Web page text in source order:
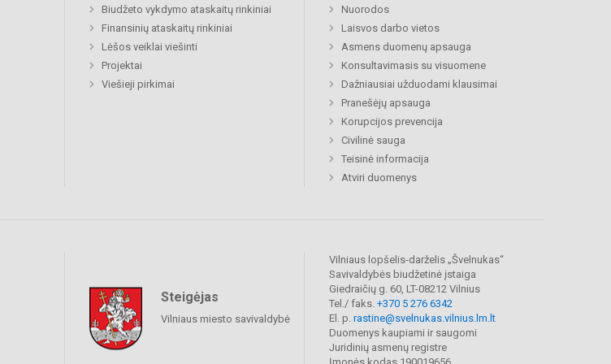
Biudžeto vykdymo ataskaitų rinkiniai
Finansinių ataskaitų rinkiniai
Lėšos veiklai viešinti
Projektai
Viešieji pirkimai
Nuorodos
Laisvos darbo vietos
Asmens duomenų apsauga
Konsultavimasis su visuomene
Dažniausiai užduodami klausimai
Pranešėjų apsauga
Korupcijos prevencija
Civilinė sauga
Teisinė informacija
Atviri duomenys
Steigėjas
Vilniaus miesto savivaldybė
Vilniaus lopšelis-darželis „Švelnukas“
Savivaldybės biudžetinė įstaiga
Giedraičių g. 60, LT-08212 Vilnius
Tel./ faks. +370 5 276 6342
El. p. rastine@svelnukas.vilnius.lm.lt
Duomenys kaupiami ir saugomi
Juridinių asmenų registre